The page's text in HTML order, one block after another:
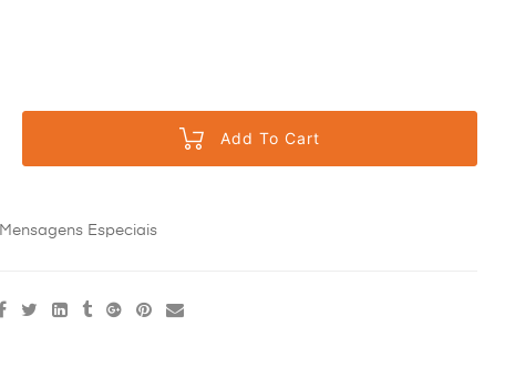
Add To Cart
Mensagens Especiais